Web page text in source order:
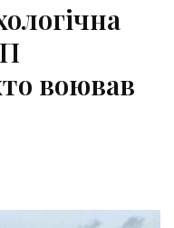
воював